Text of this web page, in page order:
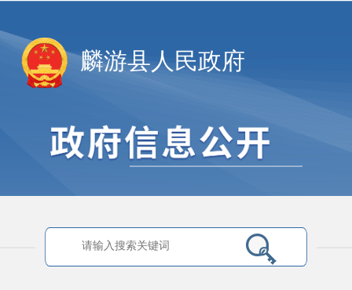
麟游县人民政府